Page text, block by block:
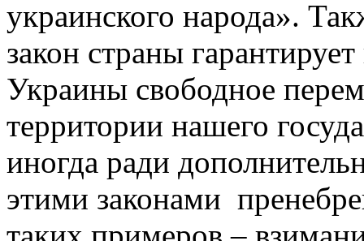
украинского народа».
закон страны
Украины свободное
территории нашего
иногда ради
этими законами